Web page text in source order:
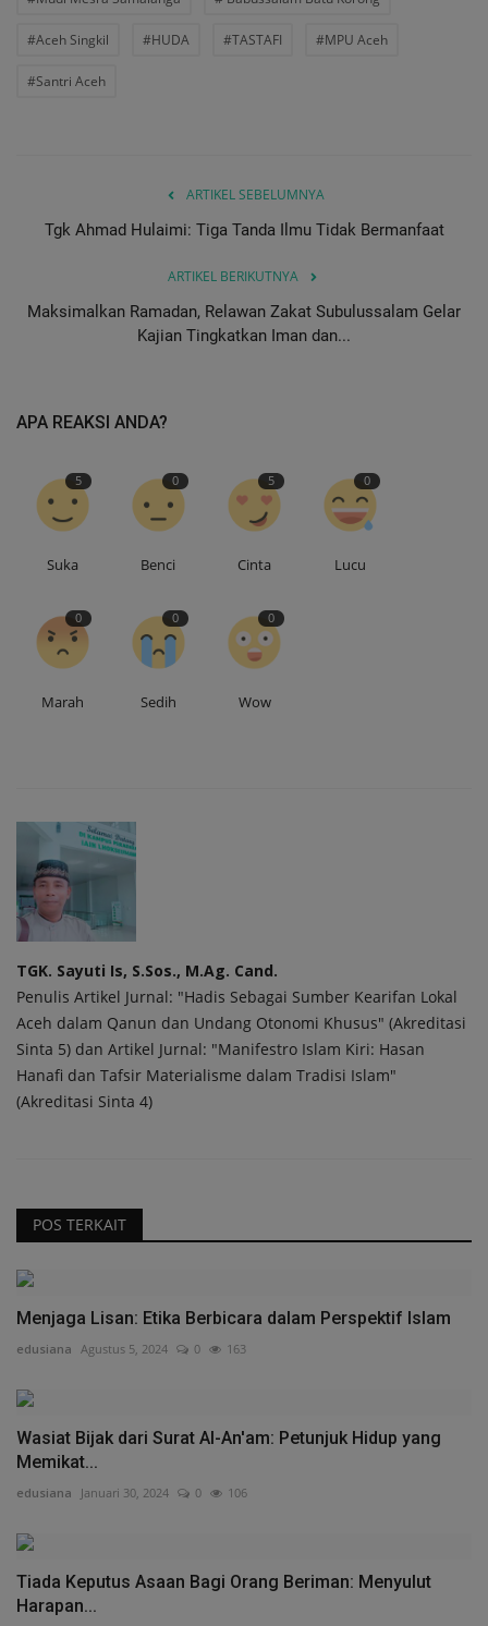
#Aceh Singkil #HUDA #TASTAFI #MPU Aceh
#Santri Aceh
ARTIKEL SEBELUMNYA
Tgk Ahmad Hulaimi: Tiga Tanda Ilmu Tidak Bermanfaat
ARTIKEL BERIKUTNYA
Maksimalkan Ramadan, Relawan Zakat Subulussalam Gelar
Kajian Tingkatkan Iman dan...
APA REAKSI ANDA?
5
Suka
0
Benci
5
Cinta
0
Lucu
0
Marah
0
Sedih
0
Wow
TGK. Sayuti Is, S.Sos., M.Ag. Cand.
Penulis Artikel Jurnal: "Hadis Sebagai Sumber Kearifan Lokal
Aceh dalam Qanun dan Undang Otonomi Khusus" (Akreditasi
Sinta 5) dan Artikel Jurnal: "Manifestro Islam Kiri: Hasan
Hanafi dan Tafsir Materialisme dalam Tradisi Islam"
(Akreditasi Sinta 4)
POS TERKAIT
Menjaga Lisan: Etika Berbicara dalam Perspektif Islam
edusiana Agustus 5, 2024 0 163
Wasiat Bijak dari Surat Al-An'am: Petunjuk Hidup yang
Memikat...
edusiana Januari 30, 2024 0 106
Tiada Keputus Asaan Bagi Orang Beriman: Menyulut
Harapan...